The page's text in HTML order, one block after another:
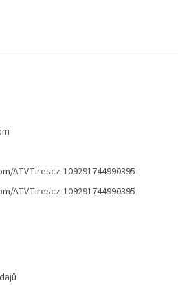
ATVTirescz-109291744990395
ATVTirescz-109291744990395